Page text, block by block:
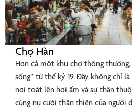
Chợ Hàn
Hơn cả một khu chợ thông thường,
sống” từ thế kỷ 19. Đây không chỉ
nơi toát lên hơi ấm và sự thân
cùng nụ cười thân thiện của người